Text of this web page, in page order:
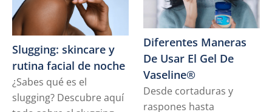
Slugging: skincare y
rutina facial de noche
¿Sabes qué es el
slugging? Descubre aquí
Diferentes Maneras
De Usar El Gel De
Vaseline®
Desde cortaduras y
raspones hasta